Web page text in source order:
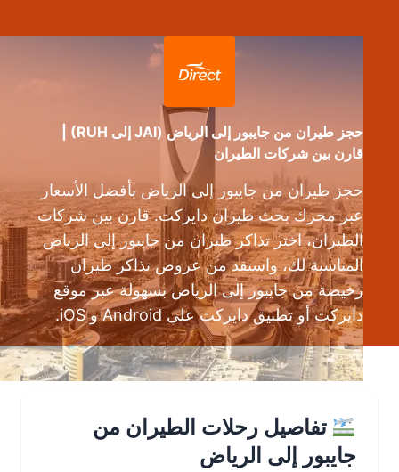
حجز طيران من جايبور إلى الرياض (JAI إلى RUH) |
قارن بين شركات الطيران
حجز طيران من جايبور إلى الرياض بأفضل الأسعار
عبر محرك بحث طيران دايركت. قارن بين شركات
الطيران، اختر تذاكر طيران من جايبور إلى الرياض
المناسبة لك، واستفد من عروض تذاكر طيران
رخيصة من جايبور إلى الرياض بسهولة عبر موقع
دايركت أو تطبيق دايركت على Android و iOS.
تفاصيل رحلات الطيران من
جايبور إلى الرياض